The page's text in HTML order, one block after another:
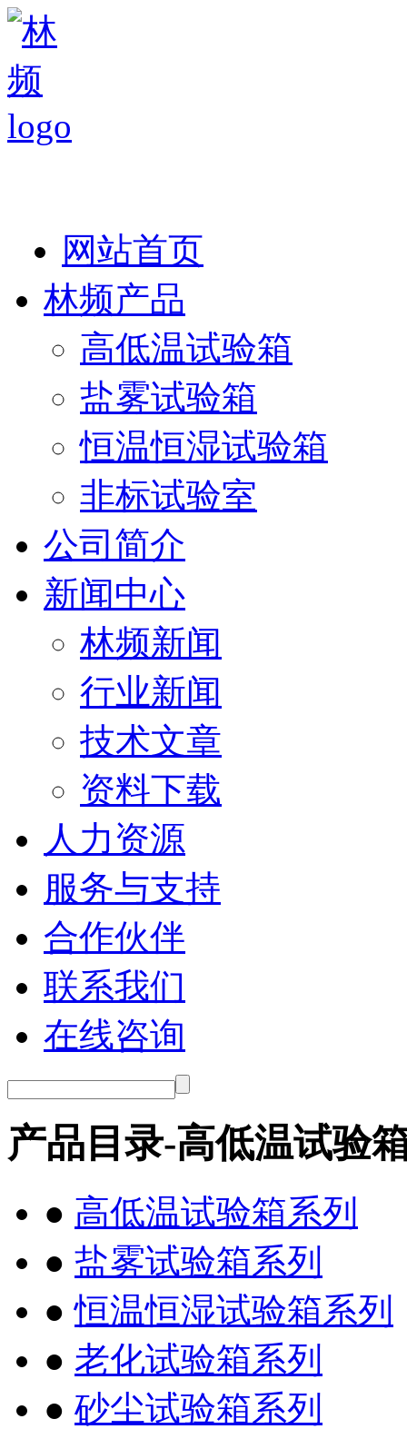
网站首页
林频产品
高低温试验箱
盐雾试验箱
恒温恒湿试验箱
非标试验室
公司简介
新闻中心
林频新闻
行业新闻
技术文章
资料下载
人力资源
服务与支持
合作伙伴
联系我们
在线咨询
产品目录-高低温试验
● 高低温试验箱系列
● 盐雾试验箱系列
●恒温恒湿试验箱系列
● 老化试验箱系列
● 砂尘试验箱系列